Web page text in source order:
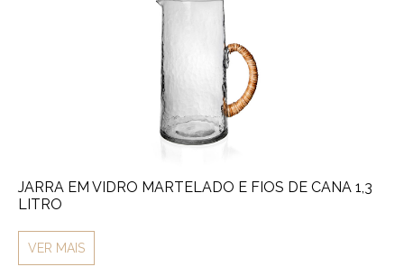
JARRA EM VIDRO MARTELADO E FIOS DE CANA 1,3
LITRO
VER MAIS